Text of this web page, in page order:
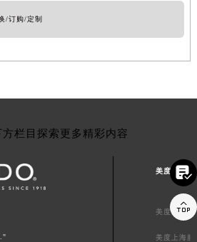
/订购/定制
栏目探索更多精彩内容
美度中国区
美度北京服
美度上海服

